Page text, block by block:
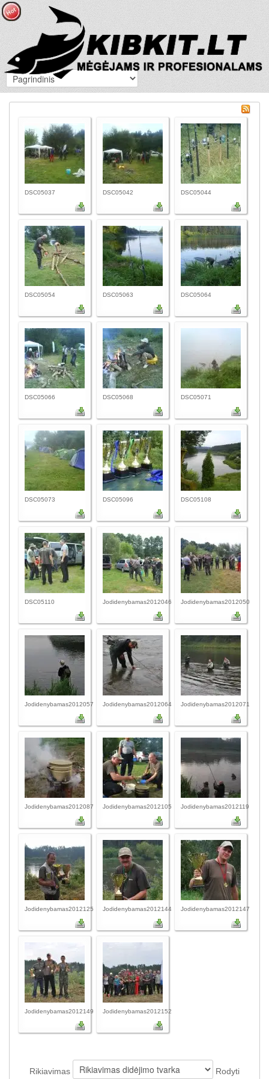
DSC05037 DSC05042 DSC05044
DSC05054 DSC05063 DSC05064
DSC05066 DSC05068 DSC05071
DSC05073 DSC05096 DSC05108
DSC05110 Jodidenybamas2012046 Jodidenybamas2012050
Jodidenybamas2012057 Jodidenybamas2012064 Jodidenybamas2012071
Jodidenybamas2012087 Jodidenybamas2012105 Jodidenybamas2012119
Jodidenybamas2012125 Jodidenybamas2012144 Jodidenybamas2012147
Jodidenybamas2012149 Jodidenybamas2012152
Rikiavimas Rodyti